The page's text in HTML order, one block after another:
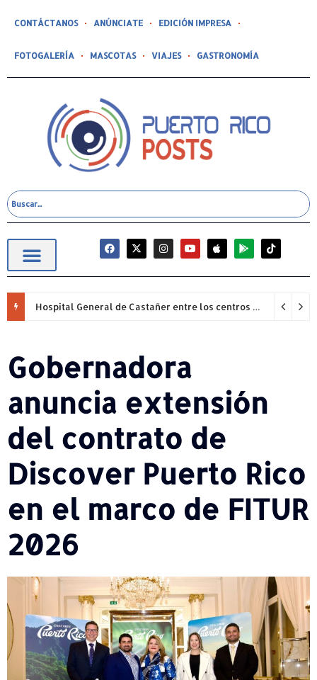
CONTÁCTANOS ANÚNCIATE EDICIÓN IMPRESA
FOTOGALERÍA MASCOTAS VIAJES GASTRONOMÍA
Hospital General de Castañer entre los centros de salud comunitarios con mejor desempeño clínico de Estados Unidos
Gobernadora
anuncia extensión
del contrato de
Discover Puerto Rico
en el marco de FITUR
2026